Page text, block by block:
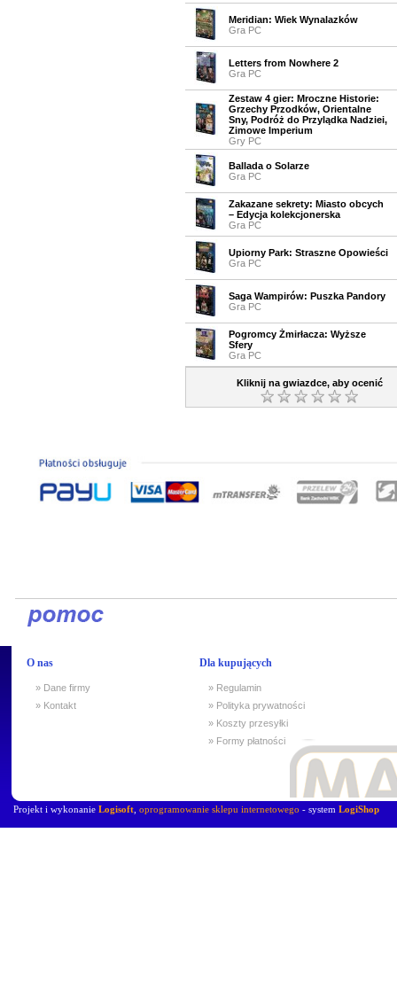
Meridian: Wiek Wynalazków
Gra PC
Letters from Nowhere 2
Gra PC
Zestaw 4 gier: Mroczne Historie:
Grzechy Przodków, Orientalne
Sny, Podróż do Przylądka Nadziei,
Zimowe Imperium
Gry PC
Ballada o Solarze
Gra PC
Zakazane sekrety: Miasto obcych
– Edycja kolekcjonerska
Gra PC
Upiorny Park: Straszne Opowieści
Gra PC
Saga Wampirów: Puszka Pandory
Gra PC
Pogromcy Żmirłacza: Wyższe
Sfery
Gra PC
Kliknij na gwiazdce, aby ocenić
O nas
» Dane firmy
» Kontakt
Dla kupujących
» Regulamin
» Polityka prywatności
» Koszty przesyłki
» Formy płatności
Projekt i wykonanie Logisoft oprogramowanie sklepu internetowego - system LogiShop